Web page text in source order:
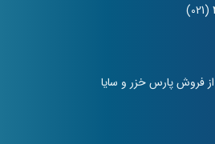
فروش پارس خزر و سایا